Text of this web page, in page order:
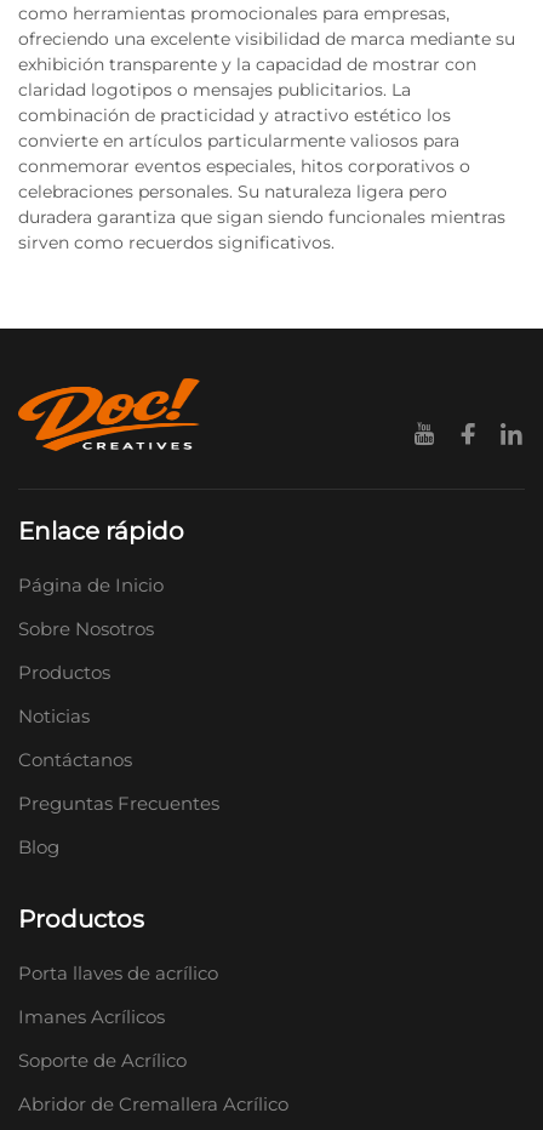
como herramientas promocionales para empresas,
ofreciendo una excelente visibilidad de marca mediante su
exhibición transparente y la capacidad de mostrar con
claridad logotipos o mensajes publicitarios. La
combinación de practicidad y atractivo estético los
convierte en artículos particularmente valiosos para
conmemorar eventos especiales, hitos corporativos o
celebraciones personales. Su naturaleza ligera pero
duradera garantiza que sigan siendo funcionales mientras
sirven como recuerdos significativos.
Enlace rápido
Página de Inicio
Sobre Nosotros
Productos
Noticias
Contáctanos
Preguntas Frecuentes
Blog
Productos
Porta llaves de acrílico
Imanes Acrílicos
Soporte de Acrílico
Abridor de Cremallera Acrílico